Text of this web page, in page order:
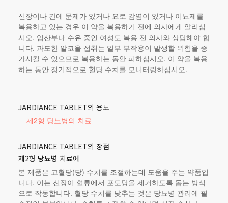
신장이나 간에 문제가 있거나 요로 감염이 있거나 이뇨제를
복용하고 있는 경우 이 약을 복용하기 전에 의사에게 알리십
시오. 임산부나 수유 중인 여성도 복용 전 의사와 상담해야 합
니다. 과도한 알코올 섭취는 일부 부작용이 발생할 위험을 증
가시킬 수 있으므로 복용하는 동안 피하십시오. 이 약을 복용
하는 동안 정기적으로 혈당 수치를 모니터링하십시오.
JARDIANCE TABLET의 용도
제2형 당뇨병의 치료
JARDIANCE TABLET의 장점
제2형 당뇨병 치료에
본 제품은 고혈당(당) 수치를 조절하는데 도움을 주는 약품입
니다. 이는 신장이 혈류에서 포도당을 제거하도록 돕는 방식
으로 작동합니다. 혈당 수치를 낮추는 것은 당뇨병 관리에 필